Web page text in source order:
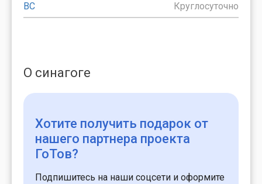
ВС
Круглосуточно
О синагоге
Хотите получить подарок от
нашего партнера проекта
ГоТов?
Подпишитесь на наши соцсети и оформите